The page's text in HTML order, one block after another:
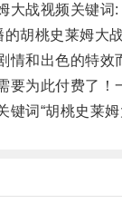
战视频关键词:
胡桃史莱姆大
和出色的特效而
为此付费了！一
“胡桃史莱姆